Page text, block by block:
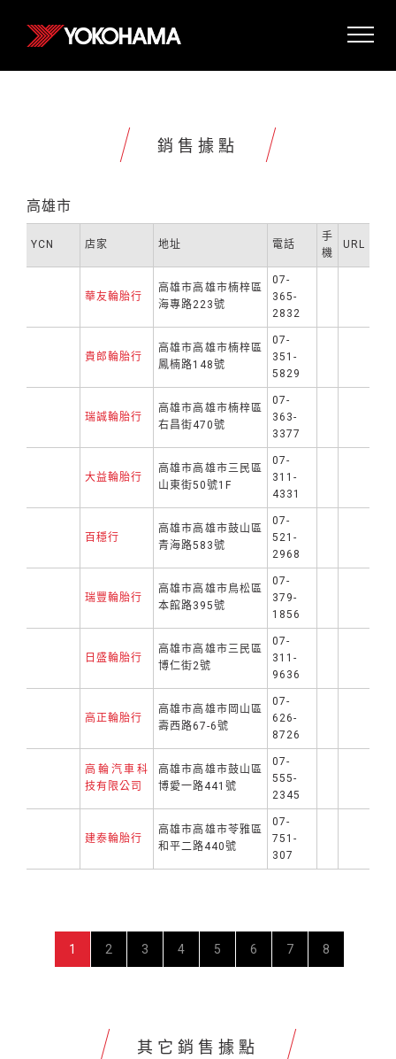
銷售據點
高雄市
YCN 店家 地址 電話
手
機
URL
華友輪胎行
高雄市高雄市楠梓區
海專路223號
07-
365-
2832
貴郎輪胎行
高雄市高雄市楠梓區
鳳楠路148號
07-
351-
5829
瑞誠輪胎行
高雄市高雄市楠梓區
右昌街470號
07-
363-
3377
大益輪胎行
高雄市高雄市三民區
山東街50號1F
07-
311-
4331
百穩行
高雄市高雄市鼓山區
青海路583號
07-
521-
2968
瑞豐輪胎行
高雄市高雄市鳥松區
本館路395號
07-
379-
1856
日盛輪胎行
高雄市高雄市三民區
博仁街2號
07-
311-
9636
高正輪胎行
高雄市高雄市岡山區
壽西路67-6號
07-
626-
8726
高輪汽車科
技有限公司
高雄市高雄市鼓山區
博愛一路441號
07-
555-
2345
建泰輪胎行
高雄市高雄市苓雅區
和平二路440號
07-
751-
307
1 2 3 4 5 6 7 8
其它銷售據點